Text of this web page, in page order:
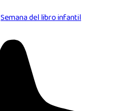
Semana del libro infantil